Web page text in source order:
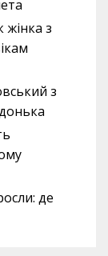
жінка з
з
де